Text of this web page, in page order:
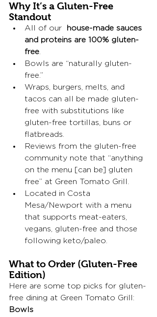
Why It’s a Gluten-Free
Standout
All of our
house-made sauces
and proteins are 100% gluten-
free
Bowls are “naturally gluten-
free.”
Wraps, burgers, melts, and
tacos can all be made gluten-
free with substitutions like
gluten-free tortillas, buns or
flatbreads.
Reviews from the gluten-free
community note that “anything
on the menu [can be] gluten
free” at Green Tomato Grill.
Located in Costa
Mesa/Newport with a menu
that supports meat-eaters,
vegans, gluten-free and those
following keto/paleo.
What to Order (Gluten-Free
Edition)
Here are some top picks for gluten-
free dining at Green Tomato Grill:
Bowls